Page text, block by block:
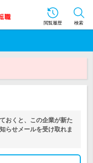
閲覧履歴 検索
おくと、この企業が新た
らせメールを受け取れま